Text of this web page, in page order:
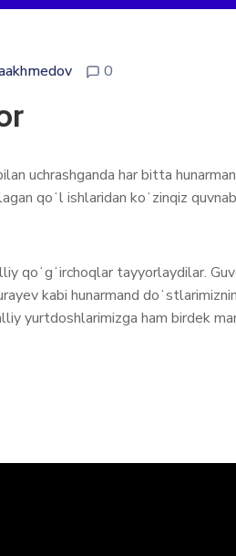
0
uchrashganda har bitta
qoʻl ishlaridan koʻzinqiz
qoʻgʻirchoqlar tayyorlaydilar.
kabi hunarmand
yurtdoshlarimizga ham birdek